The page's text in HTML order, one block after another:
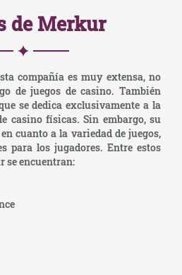
de Merkur
compañía es muy extensa, no
de juegos de casino. También
se dedica exclusivamente a la
casino físicas. Sin embargo, su
cuanto a la variedad de juegos,
para los jugadores. Entre estos
se encuentran: